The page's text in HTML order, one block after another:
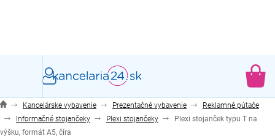
Kancelárske vybavenie Prezentačné vybavenie
Reklamné pútače
Informačné stojančeky
Plexi stojančeky
Plexi stojanček typu T na
výšku, formát A5, číra